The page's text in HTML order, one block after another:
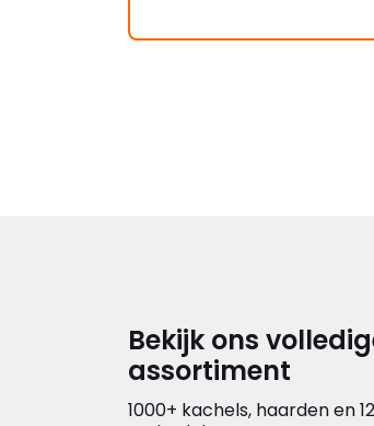
Bekijk ons
assortiment
1000+ kachels, haarden en